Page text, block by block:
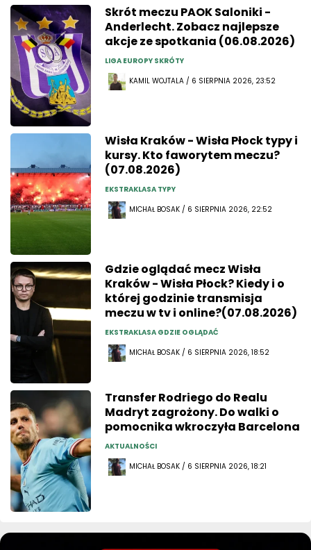
Skrót meczu PAOK Saloniki -
Anderlecht. Zobacz najlepsze
akcje ze spotkania (06.08.2026)
LIGA EUROPY SKRÓTY
KAMIL WOJTALA / 6 SIERPNIA 2026, 23:52
Wisła Kraków - Wisła Płock typy i
kursy. Kto faworytem meczu?
(07.08.2026)
EKSTRAKLASA TYPY
MICHAŁ BOSAK / 6 SIERPNIA 2026, 22:52
Gdzie oglądać mecz Wisła
Kraków - Wisła Płock? Kiedy i o
której godzinie transmisja
meczu w tv i online?(07.08.2026)
EKSTRAKLASA GDZIE OGLĄDAĆ
MICHAŁ BOSAK / 6 SIERPNIA 2026, 18:52
Transfer Rodriego do Realu
Madryt zagrożony. Do walki o
pomocnika wkroczyła Barcelona
AKTUALNOŚCI
MICHAŁ BOSAK / 6 SIERPNIA 2026, 18:21